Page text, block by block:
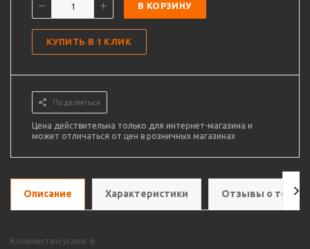
В КОРЗИНУ
КУПИТЬ В 1 КЛИК
Поделиться
Цена действительна только для интернет-магазина и
может отличаться от цен в розничных магазинах
Описание Характеристики Отзывы о
Количество углов: 6